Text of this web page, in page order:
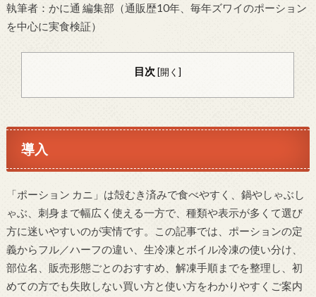
執筆者：かに通 編集部（通販歴10年、毎年ズワイのポーション
を中心に実食検証）
目次 [開く]
導入
「ポーション カニ」は殻むき済みで食べやすく、鍋やしゃぶし
ゃぶ、刺身まで幅広く使える一方で、種類や表示が多くて選び
方に迷いやすいのが実情です。この記事では、ポーションの定
義からフル／ハーフの違い、生冷凍とボイル冷凍の使い分け、
部位名、販売形態ごとのおすすめ、解凍手順までを整理し、初
めての方でも失敗しない買い方と使い方をわかりやすくご案内